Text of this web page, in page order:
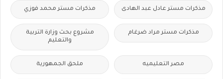
مذكرات مستر عادل عبد الهادى مذكرات مستر محمد فوزي
مذكرات مستر مراد ضرغام
مشروع بحث وزارة التربية
والتعليم
مصر التعليميه ملحق الجمهورية